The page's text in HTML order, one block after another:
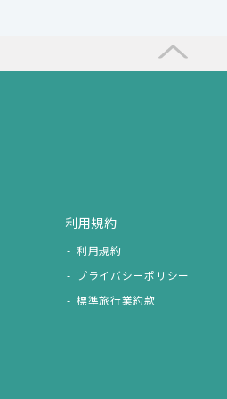
利用規約
利用規約
プライバシーポリシー
標準旅行業約款